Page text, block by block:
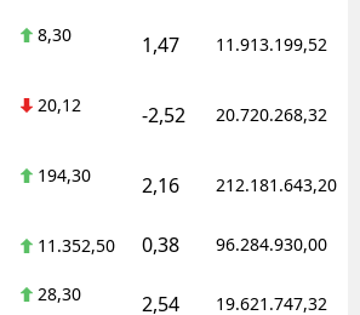
8,30 1,47 11.913.199,52
20,12 -2,52 20.720.268,32
194,30 2,16 212.181.643,20
11.352,50 0,38 96.284.930,00
28,30 2,54 19.621.747,32